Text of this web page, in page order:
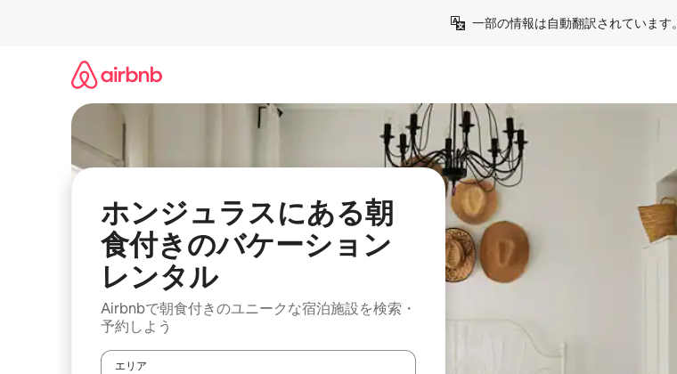
一部の情報は自動翻訳されています。
ホンジュラスにある朝
食付きのバケーション
レンタル
Airbnbで朝食付きのユニークな宿泊施設を検索・
予約しよう
エリア